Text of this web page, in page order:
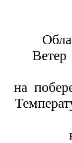
Ветер
на